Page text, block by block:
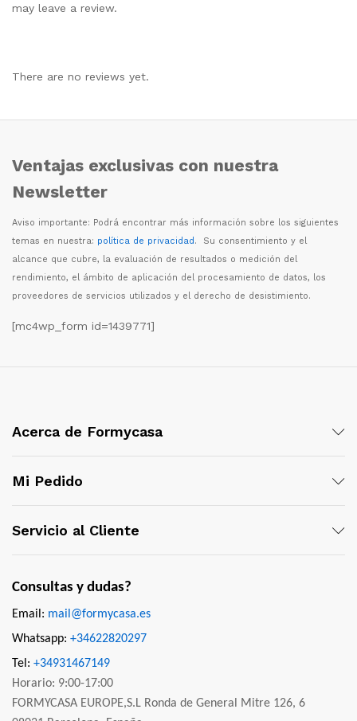
may leave a review.
There are no reviews yet.
Ventajas exclusivas con nuestra
Newsletter
Aviso importante: Podrá encontrar más información sobre los siguientes
temas en nuestra: política de privacidad. Su consentimiento y el
alcance que cubre, la evaluación de resultados o medición del
rendimiento, el ámbito de aplicación del procesamiento de datos, los
proveedores de servicios utilizados y el derecho de desistimiento.
[mc4wp_form id=1439771]
Acerca de Formycasa
Mi Pedido
Servicio al Cliente
Consultas y dudas?
Email: mail@formycasa.es
Whatsapp: +34622820297
Tel: +34931467149
Horario: 9:00-17:00
FORMYCASA EUROPE,S.L Ronda de General Mitre 126, 6